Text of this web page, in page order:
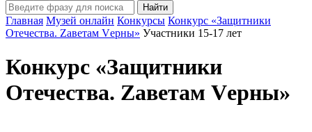
Главная Музей онлайн Конкурсы Конкурс «Защитники
Отечества. Zаветам Vерны» Участники 15-17 лет
Конкурс «Защитники
Отечества. Zаветам Vерны»